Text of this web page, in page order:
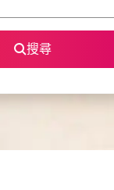
搜尋